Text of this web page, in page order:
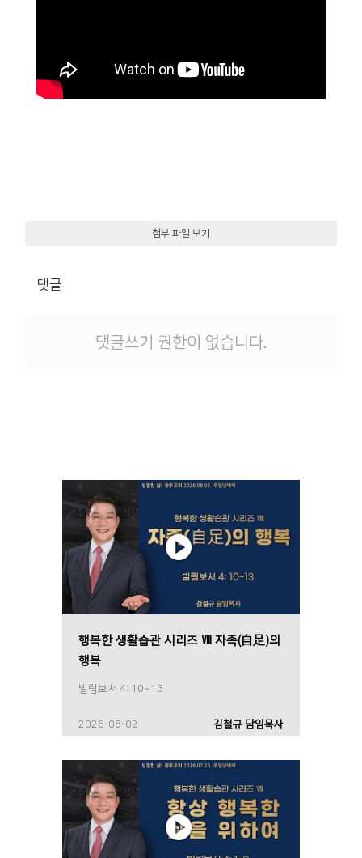
첨부 파일 보기
댓글
댓글쓰기 권한이 없습니다.
행복한 생활습관 시리즈 Ⅷ 자족(自足)의
행복
빌립보서 4: 10~13
2026-08-02 김철규 담임목사